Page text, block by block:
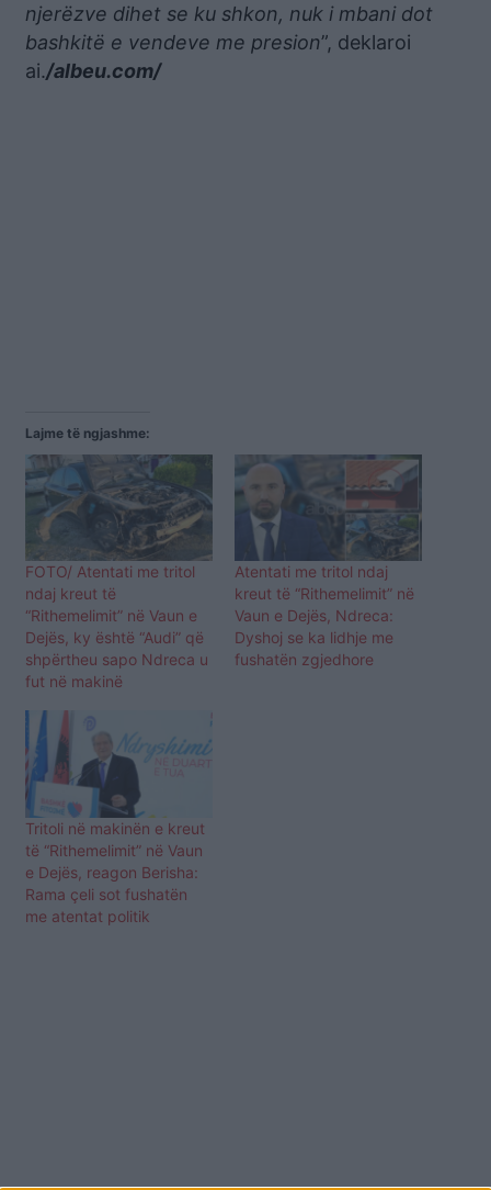
njerëzve dihet se ku shkon, nuk i mbani dot
bashkitë e vendeve me presion”, deklaroi
ai./albeu.com/
Lajme të ngjashme:
FOTO/ Atentati me tritol
ndaj kreut të
“Rithemelimit” në Vaun e
Dejës, ky është “Audi” që
shpërtheu sapo Ndreca u
fut në makinë
Atentati me tritol ndaj
kreut të “Rithemelimit” në
Vaun e Dejës, Ndreca:
Dyshoj se ka lidhje me
fushatën zgjedhore
Tritoli në makinën e kreut
të “Rithemelimit” në Vaun
e Dejës, reagon Berisha:
Rama çeli sot fushatën
me atentat politik